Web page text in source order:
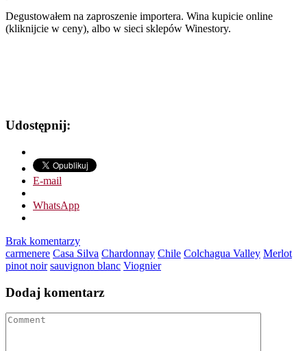
Degustowałem na zaproszenie importera. Wina kupicie online
(kliknijcie w ceny), albo w sieci sklepów Winestory.
Udostępnij:
E-mail
WhatsApp
Brak komentarzy
carmenere Casa Silva Chardonnay Chile Colchagua Valley Merlot
pinot noir sauvignon blanc Viognier
Dodaj komentarz